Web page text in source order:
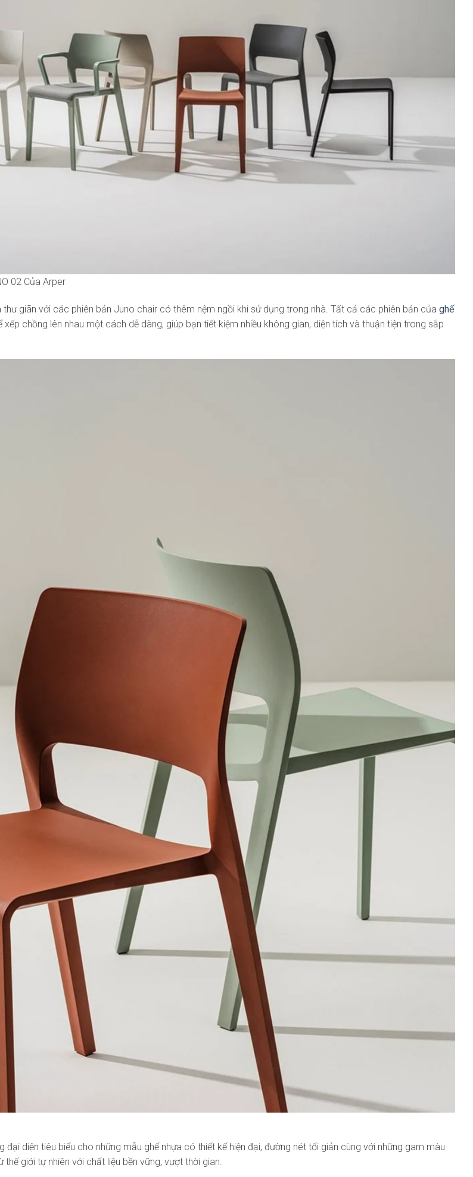
02 Của Arper
thư giãn với các phiên bản Juno chair có thêm nệm ngồi khi sử dụng trong nhà. Tất cả các phiên bản của ghế
chồng lên nhau một cách dễ dàng, giúp bạn tiết kiệm nhiều không gian, diện tích và thuận tiện trong sắp
đại diện tiêu biểu cho những mẫu ghế nhựa có thiết kế hiện đại, đường nét tối giản cùng với những gam màu
thế giới tự nhiên với chất liệu bền vững, vượt thời gian.